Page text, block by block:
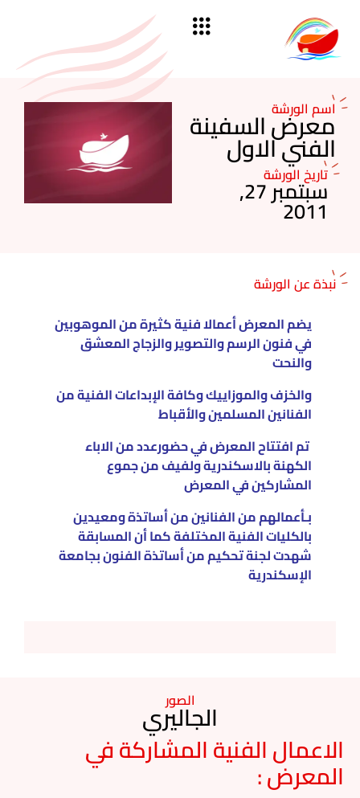
اسم الورشة
معرض السفينة
الفني الاول
تاريخ الورشة سبتمبر 27,
2011
نبذة عن الورشة
يضم المعرض أعمالا فنية كثيرة من الموهوبين
في فنون الرسم والتصوير والزجاج المعشق
والنحت
والخزف والموزاييك وكافة الإبداعات الفنية من
الفنانين المسلمين والأقباط
تم افتتاح المعرض في حضورعدد من الاباء
الكهنة بالاسكندرية ولفيف من جموع
المشاركين في المعرض
بـأعمالهم من الفنانين من أساتذة ومعيدين
بالكليات الفنية المختلفة كما أن المسابقة
شهدت لجنة تحكيم من أساتذة الفنون بجامعة
الإسكندرية
الصور
الجاليري
الاعمال الفنية المشاركة في
المعرض :